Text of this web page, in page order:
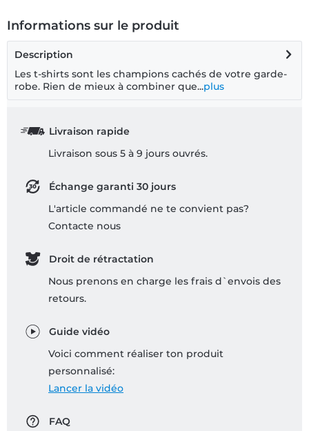
Informations sur le produit
Description
Les t-shirts sont les champions cachés de votre garde-
robe. Rien de mieux à combiner que...plus
Livraison rapide
Livraison sous 5 à 9 jours ouvrés.
Échange garanti 30 jours
L'article commandé ne te convient pas?
Contacte nous
Droit de rétractation
Nous prenons en charge les frais d`envois des
retours.
Guide vidéo
Voici comment réaliser ton produit
personnalisé:
Lancer la vidéo
FAQ